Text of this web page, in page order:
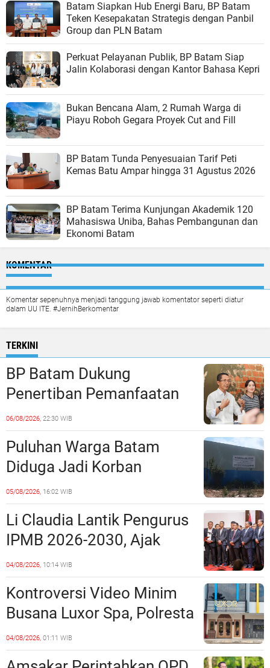
Batam Siapkan Hub Energi Baru, BP Batam
Teken Kesepakatan Strategis dengan Panbil
Group dan PLN Batam
Perkuat Pelayanan Publik, BP Batam Siap
Jalin Kolaborasi dengan Kantor Bahasa Kepri
Bukan Bencana Alam, 2 Rumah Warga di
Piayu Roboh Gegara Proyek Cut and Fill
BP Batam Tunda Penyesuaian Tarif Peti
Kemas Batu Ampar hingga 31 Agustus 2026
BP Batam Terima Kunjungan Akademik 120
Mahasiswa Uniba, Bahas Pembangunan dan
Ekonomi Batam
KOMENTAR
Komentar sepenuhnya menjadi tanggung jawab komentator seperti diatur
dalam UU ITE. #JernihBerkomentar
TERKINI
BP Batam Dukung
Penertiban Pemanfaatan
Ruang Laut Sesuai
Ketentuan Peraturan
Perundang-undangan
06/08/2026, 22:30 WIB
Puluhan Warga Batam
Diduga Jadi Korban
Penipuan Kavling Hingga
Miliaran Rupiah, Laporan ke
Polda Kepri Jalan di
Tempat?
05/08/2026, 16:02 WIB
Li Claudia Lantik Pengurus
IPMB 2026-2030, Ajak
Perkuat Kerukunan dan
Sinergi dengan Pemko
Batam
04/08/2026, 10:14 WIB
Kontroversi Video Minim
Busana Luxor Spa, Polresta
Barelang Usut Tuntas
Unsur Pelanggaran Hukum
04/08/2026, 01:11 WIB